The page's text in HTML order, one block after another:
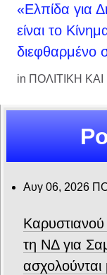
«Ελπίδα για
είναι το
διεφθαρμένο
in ΠΟΛΙΤΙΚΗ ΚΑΙ
Αυγ 06, 2026
τη ΝΔ για